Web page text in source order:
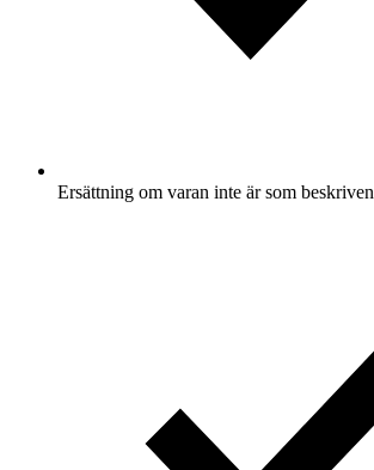
Ersättning om varan inte är som beskriven